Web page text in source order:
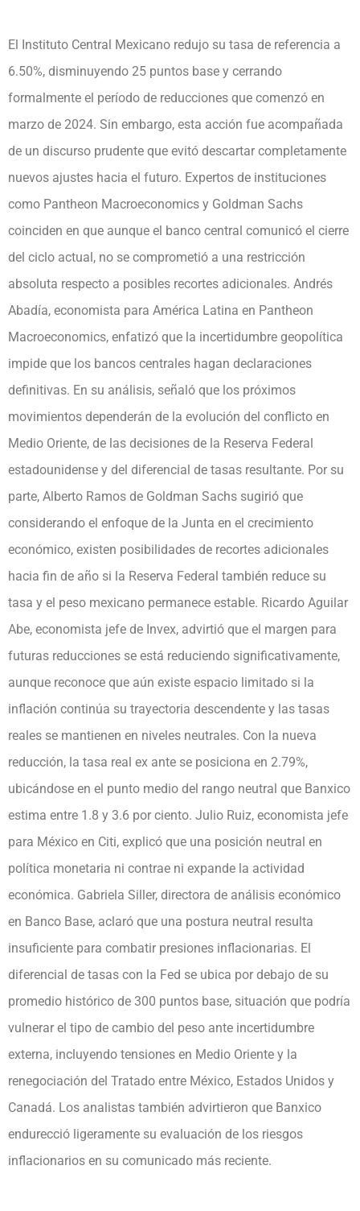
El Instituto Central Mexicano redujo su tasa de referencia a
6.50%, disminuyendo 25 puntos base y cerrando
formalmente el período de reducciones que comenzó en
marzo de 2024. Sin embargo, esta acción fue acompañada
de un discurso prudente que evitó descartar completamente
nuevos ajustes hacia el futuro. Expertos de instituciones
como Pantheon Macroeconomics y Goldman Sachs
coinciden en que aunque el banco central comunicó el cierre
del ciclo actual, no se comprometió a una restricción
absoluta respecto a posibles recortes adicionales. Andrés
Abadía, economista para América Latina en Pantheon
Macroeconomics, enfatizó que la incertidumbre geopolítica
impide que los bancos centrales hagan declaraciones
definitivas. En su análisis, señaló que los próximos
movimientos dependerán de la evolución del conflicto en
Medio Oriente, de las decisiones de la Reserva Federal
estadounidense y del diferencial de tasas resultante. Por su
parte, Alberto Ramos de Goldman Sachs sugirió que
considerando el enfoque de la Junta en el crecimiento
económico, existen posibilidades de recortes adicionales
hacia fin de año si la Reserva Federal también reduce su
tasa y el peso mexicano permanece estable. Ricardo Aguilar
Abe, economista jefe de Invex, advirtió que el margen para
futuras reducciones se está reduciendo significativamente,
aunque reconoce que aún existe espacio limitado si la
inflación continúa su trayectoria descendente y las tasas
reales se mantienen en niveles neutrales. Con la nueva
reducción, la tasa real ex ante se posiciona en 2.79%,
ubicándose en el punto medio del rango neutral que Banxico
estima entre 1.8 y 3.6 por ciento. Julio Ruiz, economista jefe
para México en Citi, explicó que una posición neutral en
política monetaria ni contrae ni expande la actividad
económica. Gabriela Siller, directora de análisis económico
en Banco Base, aclaró que una postura neutral resulta
insuficiente para combatir presiones inflacionarias. El
diferencial de tasas con la Fed se ubica por debajo de su
promedio histórico de 300 puntos base, situación que podría
vulnerar el tipo de cambio del peso ante incertidumbre
externa, incluyendo tensiones en Medio Oriente y la
renegociación del Tratado entre México, Estados Unidos y
Canadá. Los analistas también advirtieron que Banxico
endurecció ligeramente su evaluación de los riesgos
inflacionarios en su comunicado más reciente.